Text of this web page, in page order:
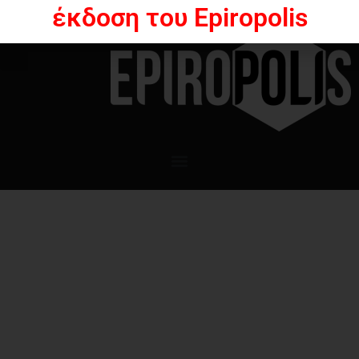
έκδοση του Epiropolis